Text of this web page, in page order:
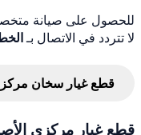
للحصول على صيانة
لا تتردد في الاتصال بـالخط
قطع غيار سخان
قطع غيار مركزي